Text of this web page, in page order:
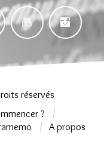
réservés
?
A propos